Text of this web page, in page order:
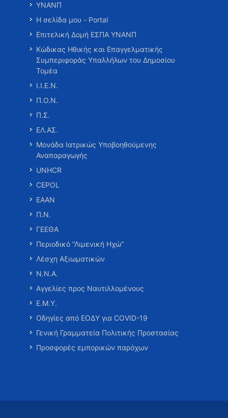
ΥΝΑΝΠ
Η σελίδα μου - Portal
Επιτελική Δομή ΕΣΠΑ ΥΝΑΝΠ
Κώδικας Ηθικής και Επαγγελματικής
Συμπεριφοράς Υπαλλήλων του Δημοσίου
Τομέα
Ι.Ι.Ε.Ν.
Π.Ο.Ν.
Π.Σ.
ΕΛ.ΑΣ.
Μονάδα Ιατρικώς Υποβοηθούμενης
Αναπαραγωγής
UNHCR
CEPOL
ΕΑΑΝ
Π.Ν.
ΓΕΕΘΑ
Περιοδικό “Λιμενική Ηχώ”
Λέσχη Αξιωματικών
Ν.Ν.Α.
Αγγελίες προς Ναυτιλλομένους
Ε.Μ.Υ.
Οδηγίες από ΕΟΔΥ για COVID-19
Γενική Γραμματεία Πολιτικής Προστασίας
Προσφορές εμπορικών παρόχων